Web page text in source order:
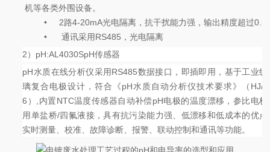
机等各类外围设备。
•
2路4-20mA光电隔离，抗干扰能力强，输出精度超过
•
通讯采用RS485，光电隔离
2）pH:AL4030SpH传感器
pH水质在线分析仪采用RS485数据接口，即插即用，基于工业级
璃复合电极设计，符合《pH水质自动分析仪技术要求》（HJ/
6）,内置NTC温度传感器自动补偿pH电极的温度漂移，参比电极
用单盐桥/四氟液接，具有抗污染能力强、低漂移和低成本的优点
实时测量、校准、故障诊断、报警、联动控制和通讯等功能。